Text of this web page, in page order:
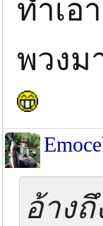
ทำเอ
พวงม
อ้างถึ